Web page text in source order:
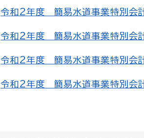
令和2年度 簡易水道事業特別会
令和2年度 簡易水道事業特別会
令和2年度 簡易水道事業特別会
令和2年度 簡易水道事業特別会